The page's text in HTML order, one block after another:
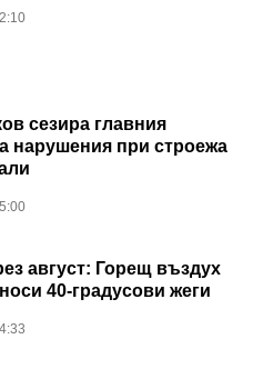
сезира главния
нарушения при строежа
август: Горещ въздух
40-градусови жеги